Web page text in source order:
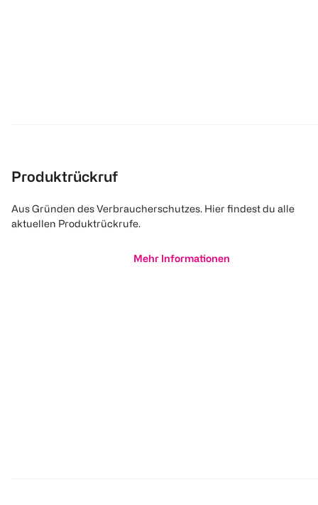
Produktrückruf
Aus Gründen des Verbraucherschutzes. Hier findest du alle
aktuellen Produktrückrufe.
Mehr Informationen